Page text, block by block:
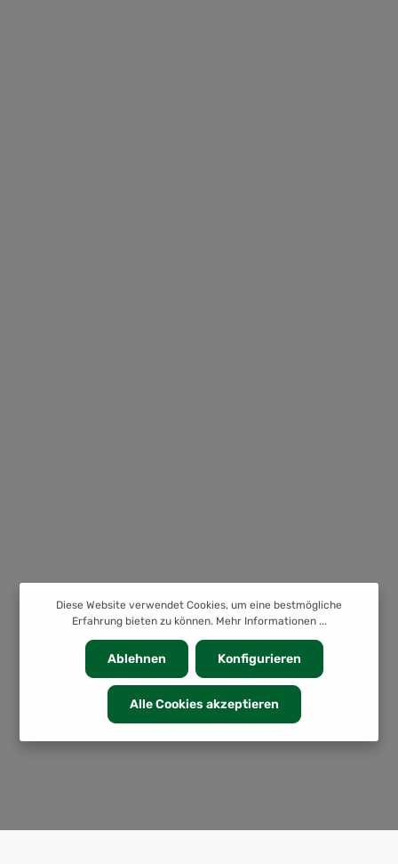
Diese Website verwendet Cookies, um eine bestmögliche
Erfahrung bieten zu können. Mehr Informationen ...
Ablehnen Konfigurieren
Alle Cookies akzeptieren